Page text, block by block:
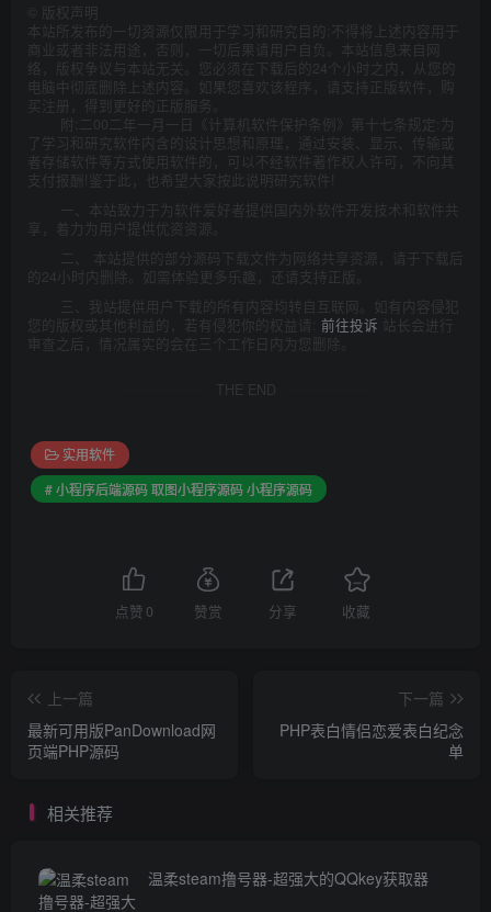
版权声明
本站所发布的一切资源仅限用于学习和研究目的;不得将上述内容用于
商业或者非法用途，否则，一切后果请用户自负。本站信息来自网
络，版权争议与本站无关。您必须在下载后的24个小时之内，从您的
电脑中彻底删除上述内容。如果您喜欢该程序，请支持正版软件，购
买注册，得到更好的正版服务。
附:二00二年一月一日《计算机软件保护条例》第十七条规定:为
了学习和研究软件内含的设计思想和原理，通过安装、显示、传输或
者存储软件等方式使用软件的，可以不经软件著作权人许可，不向其
支付报酬!鉴于此，也希望大家按此说明研究软件!
一、本站致力于为软件爱好者提供国内外软件开发技术和软件共
享，着力为用户提供优资资源。
二、 本站提供的部分源码下载文件为网络共享资源，请于下载后
的24小时内删除。如需体验更多乐趣，还请支持正版。
三、我站提供用户下载的所有内容均转自互联网。如有内容侵犯
您的版权或其他利益的，若有侵犯你的权益请: 前往投诉 站长会进行
审查之后，情况属实的会在三个工作日内为您删除。
THE END
实用软件
# 小程序后端源码 取图小程序源码 小程序源码
点赞 0 赞赏 分享 收藏
上一篇
最新可用版PanDownload网
页端PHP源码
下一篇
PHP表白情侣恋爱表白纪念
单
相关推荐
温柔steam撸号器-超强大的QQkey获取器